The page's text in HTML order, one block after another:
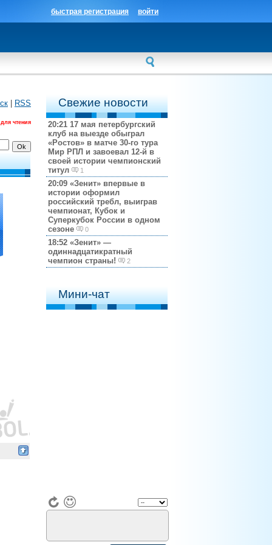
войти
быстрая регистрация
Свежие новости
20:21 17 мая петербургский
клуб на выезде обыграл
«Ростов» в матче 30-го тура
Мир РПЛ и завоевал 12-й в
своей истории чемпионский
титул
1
20:09 «Зенит» впервые в
истории оформил
российский требл, выиграв
чемпионат, Кубок и
Суперкубок России в одном
сезоне
0
18:52 «Зенит» —
одиннадцатикратный
чемпион страны!
2
Мини-чат
RSS
чтения